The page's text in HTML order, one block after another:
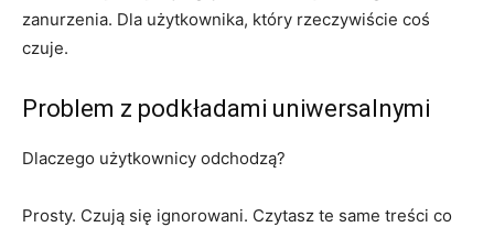
zanurzenia. Dla użytkownika, który rzeczywiście coś
czuje.
Problem z podkładami uniwersalnymi
Dlaczego użytkownicy odchodzą?
Prosty. Czują się ignorowani. Czytasz te same treści co